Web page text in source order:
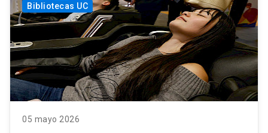
Bibliotecas UC
05 mayo 2026